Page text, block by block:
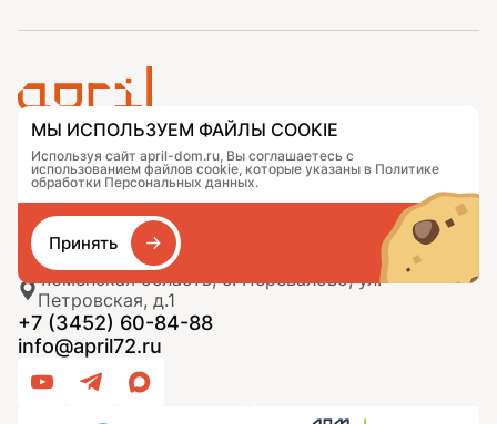
Проекты
Подобрать дом
Портфолио
О компании
Сравнение
Контакты
Журнал
Как заказать
Тюменская область, с. Перевалово, ул.
Петровская, д.1
+7 (3452) 60-84-88
info@april72.ru
МЫ ИСПОЛЬЗУЕМ ФАЙЛЫ COOKIE
Используя сайт april-dom.ru, Вы соглашаетесь с
использованием файлов cookie, которые указаны в Политике
обработки Персональных данных.
Принять